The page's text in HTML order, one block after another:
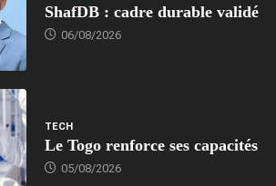
ShafDB : cadre durable validé
06/08/2026
TECH
Le Togo renforce ses capacités
05/08/2026